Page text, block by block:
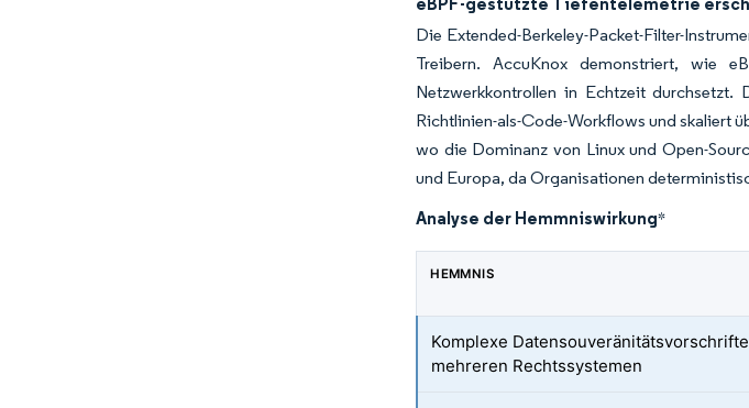
Die Extended-Berkeley-Packet-Filter-
Treibern. AccuKnox demonstriert, wie
Netzwerkkontrollen in Echtzeit durchsetzt.
Richtlinien-als-Code-Workflows und skaliert
wo die Dominanz von Linux und Open-
und Europa, da Organisationen
Analyse der Hemmniswirkung*
HEMMNIS
Komplexe
mehreren Rechtssystemen